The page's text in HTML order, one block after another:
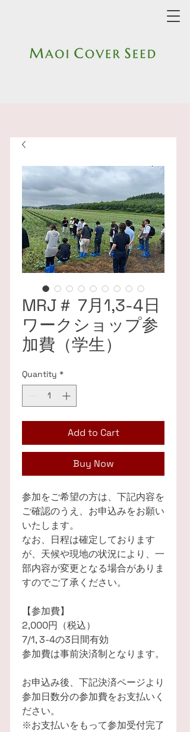
MRJ＃ 7月1,3-4日
ワークショップ参
加費（学生）
Quantity *
Add to Cart
Buy Now
参加をご希望の方は、下記内容を
ご確認のうえ、お申込みをお願い
いたします。
なお、日程は確定しております
が、天候や現地の状況により、一
部内容が変更となる場合がありま
すのでご了承ください。
【参加費】
2,000円（税込）
7/1, 3-4の3日間有効
参加費は事前決済制となります。
お申込み後、下記決済ページより
参加日数分の参加費をお支払いく
ださい。
※お支払いをもって参加受付完了